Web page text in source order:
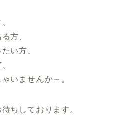
方、
い方、
いませんか～。
ちしております。